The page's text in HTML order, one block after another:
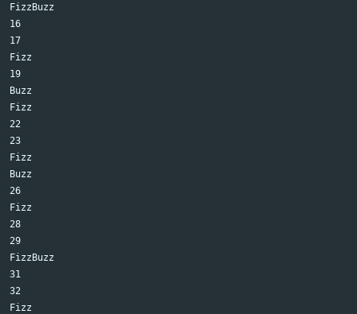
FizzBuzz
16
17
Fizz
19
Buzz
Fizz
22
23
Fizz
Buzz
26
Fizz
28
29
FizzBuzz
31
32
Fizz